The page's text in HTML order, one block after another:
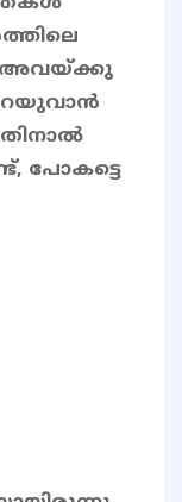
അവയ്ക്കു
പോകട്ടെ